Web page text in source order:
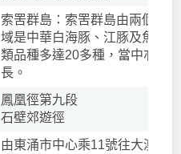
索罟群島：索罟群島由兩個島
域是中華白海豚、江豚及魚群
類品種多達20多種，當中亦有
長。
鳳凰徑第九段
石壁郊遊徑
由東涌市中心乘11號往大澳或